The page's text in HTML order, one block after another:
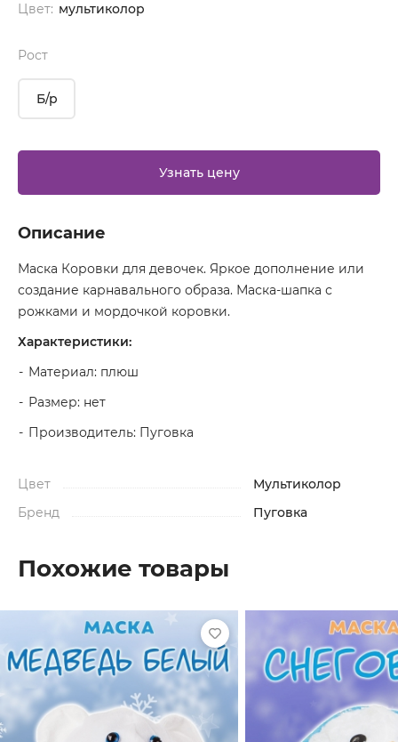
Цвет: мультиколор
Рост
Б/р
Узнать цену
Описание
Маска Коровки для девочек. Яркое дополнение или
создание карнавального образа. Маска-шапка с
рожками и мордочкой коровки.
Характеристики:
Материал: плюш
Размер: нет
Производитель: Пуговка
Цвет
Мультиколор
Бренд
Пуговка
Похожие товары